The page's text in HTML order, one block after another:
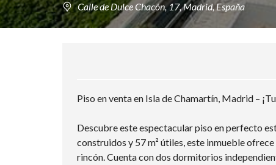
Calle de Dulce Chacón, 17, Madrid, España
Piso en venta en Isla de Chamartín, Madrid –
Descubre este espectacular piso en perfecto
construidos y 57 m² útiles, este inmueble
rincón. Cuenta con dos dormitorios